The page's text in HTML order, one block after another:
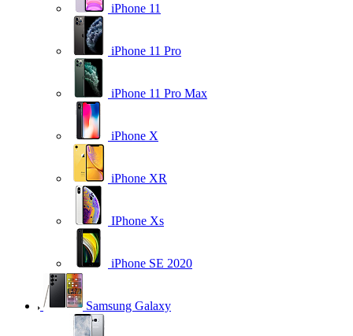
iPhone 11
iPhone 11 Pro
iPhone 11 Pro Max
iPhone X
iPhone XR
IPhone Xs
iPhone SE 2020
Samsung Galaxy